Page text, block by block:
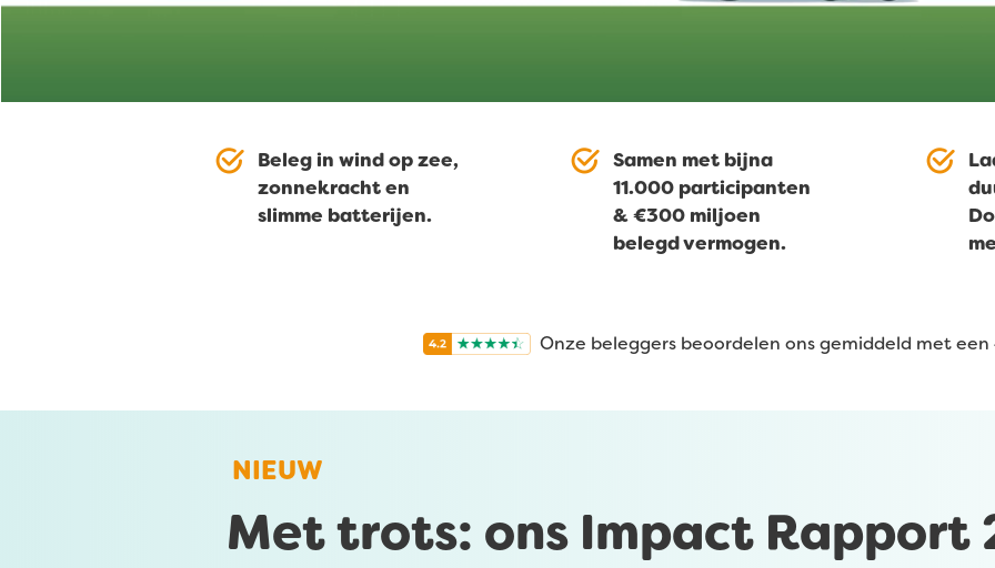
Beleg in wind op zee,
zonnekracht en
slimme batterijen.
Samen met bijna
11.000 participanten
& €300 miljoen
belegd vermogen.
Onze beleggers beoordelen ons gemiddeld met een
NIEUW
Met trots: ons Impact Rapport